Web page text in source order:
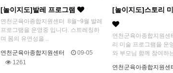
[놀이지도]발레 프로그램
​연천군육아종합지원센터 8월~9월 발레
프로그램을 운영중 입니다. 스트레칭하
며 몸의 유연성을 ..
연천군육아종합지원센터
09-05
1261
[놀이지도]스토리
연천군육아종합지원센
리 미술 프로그램을 운
와 부모님 함께 참여하
연천군육아종합지원센